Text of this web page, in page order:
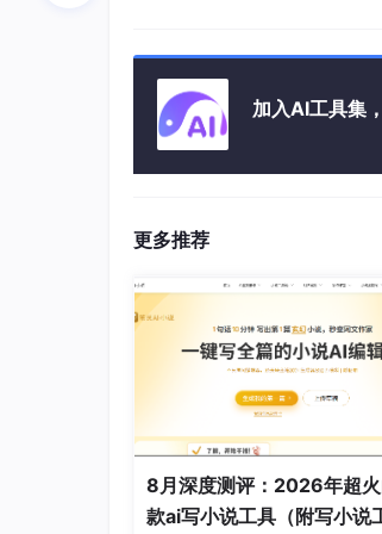
准备在七猫或百度系发文的“
器），都是冲着平台收录和
✅ 适合人群：准备在七猫或
02、笔灵
一款专注写小说的“垂直”工
👉 传送门： https://
加入AI工具集
更多推荐
8月深度测评：2026年超
款ai写小说工具（附写小说